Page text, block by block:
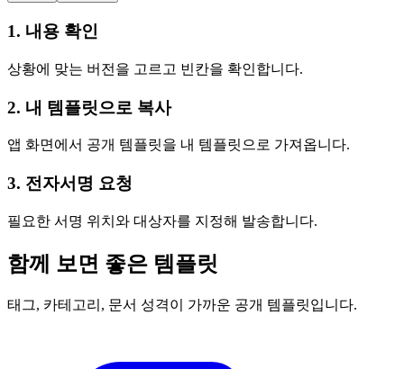
1. 내용 확인
상황에 맞는 버전을 고르고 빈칸을 확인합니다.
2. 내 템플릿으로 복사
앱 화면에서 공개 템플릿을 내 템플릿으로 가져옵니다.
3. 전자서명 요청
필요한 서명 위치와 대상자를 지정해 발송합니다.
함께 보면 좋은 템플릿
태그, 카테고리, 문서 성격이 가까운 공개 템플릿입니다.